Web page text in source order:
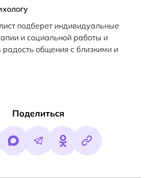
подберет индивидуальные
и социальной работы и
общения с близкими и
Поделиться